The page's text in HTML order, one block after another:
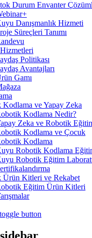
Durum Envanter
Danışmanlık Hizmeti
Süreçleri Tanımı
Politikası
Avantajları
Gamı
Kodlama ve Yapay Zeka
Kodlama Nedir?
Zeka ve Robotik
Kodlama ve Çocuk
Kodlama
Robotik Kodlama
Robotik Eğitim
Ürün Kitleri ve Rekabet
Eğitim Ürün Kitleri
button